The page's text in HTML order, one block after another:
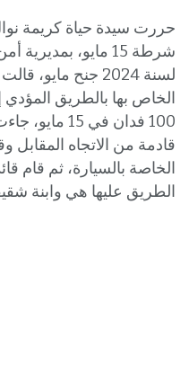
حررت سيدة حياة كريمة
لسنة 2024 جنح
الخاص بها بالطريق
100 فدان في
قادمة من الاتجاه المقابل
الخاصة بالسيارة، ثم قام
الطريق عليها هي وابنة